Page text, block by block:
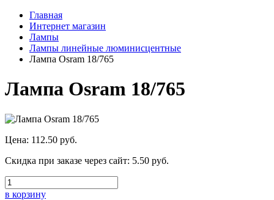
Главная
Интернет магазин
Лампы
Лампы линейные люминисцентные
Лампа Оsram 18/765
Лампа Оsram 18/765
Цена: 112.50 руб.
Скидка при заказе через сайт: 5.50 руб.
в корзину